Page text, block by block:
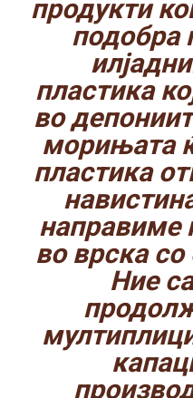
продукти
подобра
пластика
во
морињата
пластика
направиме
во врска
Ние